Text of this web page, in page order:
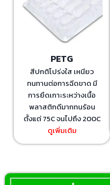
PETG
สีปกติโปร่งใส เหนียว
ทนทานต่อการฉีดขาด มี
การยึดเกาะระหว่างเนื้อ
พลาสติกดีมากทนร้อน
ตั้งแต่ 75C จนไปถึง 200C
ดูเพิ่มเติม